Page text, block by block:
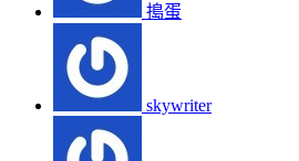
搗蛋
skywriter